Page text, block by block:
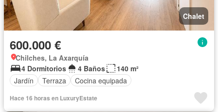
Chalet
600.000 €
Chilches, La Axarquía
4 Dormitorios
4 Baños
140 m²
Jardín
Terraza Cocina equipada
Hace 16 horas en LuxuryEstate